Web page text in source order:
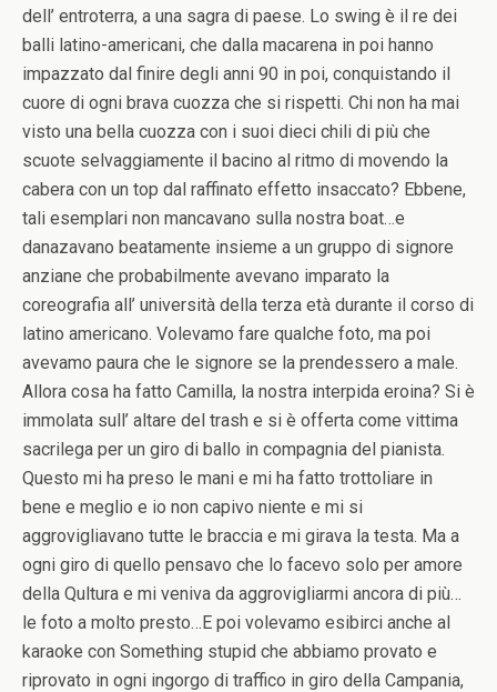
dell’ entroterra, a una sagra di paese. Lo swing è il re dei
balli latino-americani, che dalla macarena in poi hanno
impazzato dal finire degli anni 90 in poi, conquistando il
cuore di ogni brava cuozza che si rispetti. Chi non ha mai
visto una bella cuozza con i suoi dieci chili di più che
scuote selvaggiamente il bacino al ritmo di movendo la
cabera con un top dal raffinato effetto insaccato? Ebbene,
tali esemplari non mancavano sulla nostra boat…e
danazavano beatamente insieme a un gruppo di signore
anziane che probabilmente avevano imparato la
coreografia all’ università della terza età durante il corso di
latino americano. Volevamo fare qualche foto, ma poi
avevamo paura che le signore se la prendessero a male.
Allora cosa ha fatto Camilla, la nostra interpida eroina? Si è
immolata sull’ altare del trash e si è offerta come vittima
sacrilega per un giro di ballo in compagnia del pianista.
Questo mi ha preso le mani e mi ha fatto trottoliare in
bene e meglio e io non capivo niente e mi si
aggrovigliavano tutte le braccia e mi girava la testa. Ma a
ogni giro di quello pensavo che lo facevo solo per amore
della Qultura e mi veniva da aggrovigliarmi ancora di più…
le foto a molto presto…E poi volevamo esibirci anche al
karaoke con Something stupid che abbiamo provato e
riprovato in ogni ingorgo di traffico in giro della Campania,